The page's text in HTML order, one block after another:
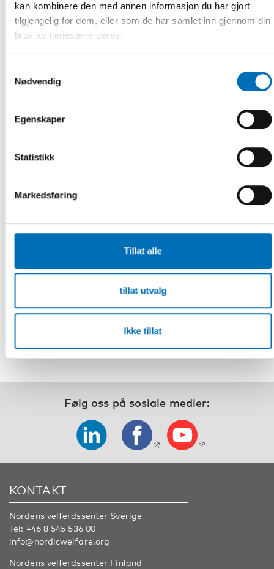
kan kombinere den med annen informasjon du har gjort
tilgjengelig for dem, eller som de har samlet inn gjennom din
bruk av tjenestene deres.
Nødvendig
Egenskaper
Statistikk
Markedsføring
Tillat alle
tillat utvalg
Ikke tillat
VELFERDSPOLITIKK
Utvecklar bättre metoder för tidig hjälp åt
utsatta barn och unga. Men det räcker inte. De nordiska
länderna behöver anstr [...]
Følg oss på sosiale medier:
KONTAKT
Nordens velferdssenter Sverige
Tel: +46 8 545 536 00
info@nordicwelfare.org
Nordens velferdssenter Finland